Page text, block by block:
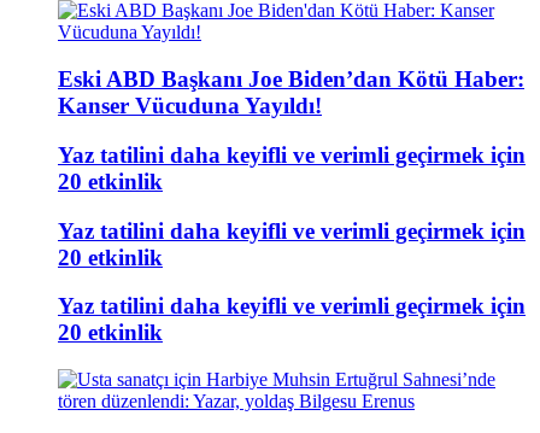
Eski ABD Başkanı Joe Biden’dan Kötü Haber:
Kanser Vücuduna Yayıldı!
Yaz tatilini daha keyifli ve verimli geçirmek için
20 etkinlik
Yaz tatilini daha keyifli ve verimli geçirmek için
20 etkinlik
Yaz tatilini daha keyifli ve verimli geçirmek için
20 etkinlik